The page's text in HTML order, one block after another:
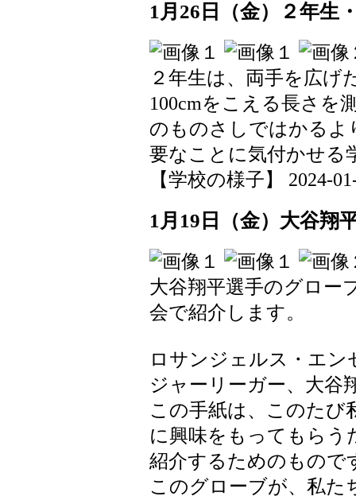
1月26日（金）２年生
２年生は、両手を広げ
100cmをこえる長さを
のものさしではかるよ
要なことに気付かせる
【学校の様子】 2024-
1月19日（金）大谷翔
大谷翔平選手のグロー
会で紹介します。
ロサンジェルス・エ
ジャーリーガー、大谷
この手紙は、このたび
に興味をもってもらう
紹介するためのもので
このグローブが、私た